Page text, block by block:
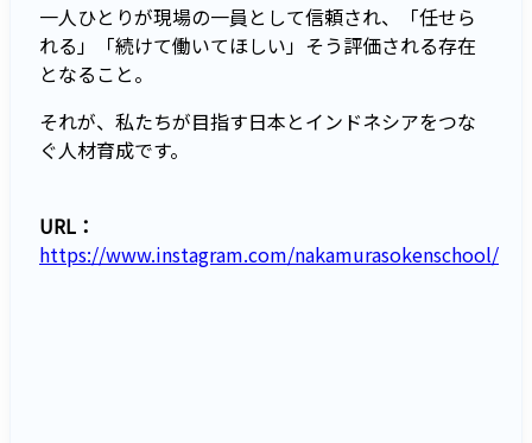
一人ひとりが現場の一員として信頼され、「任せら
れる」「続けて働いてほしい」そう評価される存在
となること。
それが、私たちが目指す日本とインドネシアをつな
ぐ人材育成です。
URL：
https://www.instagram.com/nakamurasokenschool/